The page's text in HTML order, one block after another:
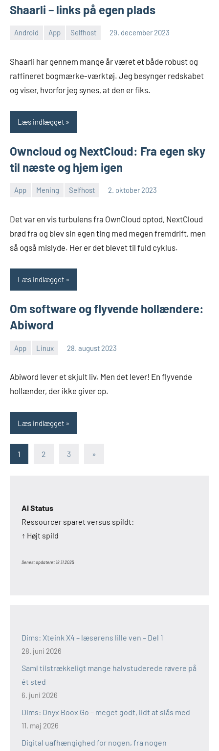
Shaarli – links på egen plads
Android App Selfhost 29. december 2023
Johansen
Shaarli har gennem mange år været et både robust og
raffineret bogmærke-værktøj. Jeg besynger redskabet
og viser, hvorfor jeg synes, at den er fiks.
Læs indlægget
Owncloud og NextCloud: Fra egen sky
til næste og hjem igen
App Mening Selfhost 2. oktober 2023
Morten
Johansen
Ingen
Det var en vis turbulens fra OwnCloud optod, NextCloud
brød fra og blev sin egen ting med megen fremdrift, men
så også mislyde. Her er det blevet til fuld cyklus.
Læs indlægget
Om software og flyvende hollændere:
Abiword
App Linux 28. august 2023
Morten
Johansen
Ingen
Abiword lever et skjult liv. Men det lever! En flyvende
hollænder, der ikke giver op.
Læs indlægget
Indlægsinddeling
1 2 3
Næste
»
AI Status
Ressourcer sparet versus spildt:
↑ Højt spild
Senest opdateret 18.11.2025
Dims: Xteink X4 – læserens lille ven – Del 1
28. juni 2026
Saml tilstrækkeligt mange halvstuderede røvere på
ét sted
6. juni 2026
Dims: Onyx Boox Go – meget godt, lidt at slås med
11. maj 2026
Digital uafhængighed for nogen, fra nogen